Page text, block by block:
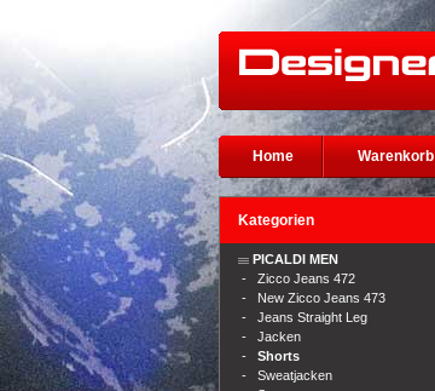
Home Warenkorb
Kategorien
PICALDI MEN
- Zicco Jeans 472
- New Zicco Jeans 473
- Jeans Straight Leg
- Jacken
- Shorts
- Sweatjacken